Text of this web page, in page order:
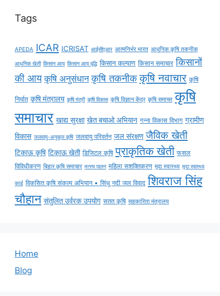
Tags
APEDA ICAR ICRISAT आईसीएआर आत्मनिर्भर भारत आधुनिक कृषि तकनीक
आधुनिक खेती किसान आय किसान आय वृद्धि किसान कल्याण किसान समाचार किसानों
की आय कृषि अनुसंधान कृषि तकनीक कृषि नवाचार कृषि
निर्यात कृषि मंत्रालय कृषि मंत्री कृषि विकास कृषि विज्ञान केंद्र कृषि समाचर कृषि
समाचार खाद्य सुरक्षा खेत बचाओ अभियान गन्ना विकास विभाग ग्रामीण
विकास जलवायु-अनुकूल कृषि जलवायु परिवर्तन जल संरक्षण जैविक खेती
टिकाऊ कृषि टिकाऊ खेती डिजिटल कृषि प्राकृतिक खेती फसल
विविधीकरण बिहार कृषि समाचार मत्स्य पालन महिला सशक्तिकरण मृदा स्वास्थ्य मृदा स्वास्थ्य
कार्ड विकसित कृषि संकल्प अभियान • सिंधु नदी जल विवाद शिवराज सिंह
चौहान संतुलित उर्वरक उपयोग सतत कृषि सहकारिता मंत्रालय
Home
Blog